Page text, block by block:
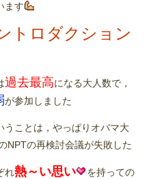
ます
トロダクション
過去最高になる大人数で，
が参加しました
うことは，やっぱりオバマ大
NPTの再検討会議が失敗した
れ熱～い思い
を持っての